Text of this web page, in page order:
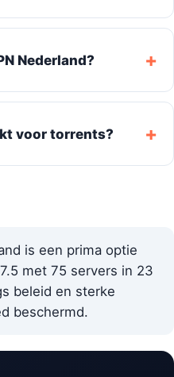
Nederland?
voor torrents?
is een prima optie
met 75 servers in 23
beleid en sterke
beschermd.